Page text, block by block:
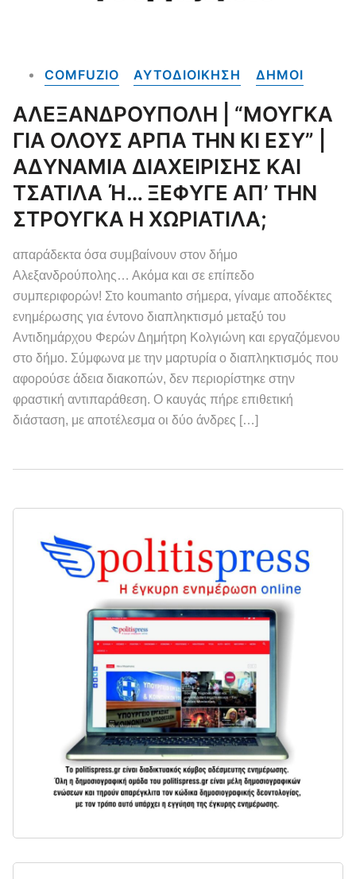
COMFUZIO ΑΥΤΟΔΙΟΙΚΗΣΗ ΔΗΜΟΙ
ΑΛΕΞΑΝΔΡΟΥΠΟΛΗ | “ΜΟΥΓΚΑ
ΓΙΑ ΟΛΟΥΣ ΑΡΠΑ ΤΗΝ ΚΙ ΕΣΥ” |
ΑΔΥΝΑΜΙΑ ΔΙΑΧΕΙΡΙΣΗΣ ΚΑΙ
ΤΣΑΤΙΛΑ Ή… ΞΕΦΥΓΕ ΑΠ’ ΤΗΝ
ΣΤΡΟΥΓΚΑ Η ΧΩΡΙΑΤΙΛΑ;
απαράδεκτα όσα συμβαίνουν στον δήμο
Αλεξανδρούπολης… Ακόμα και σε επίπεδο
συμπεριφορών! Στο koumanto σήμερα, γίναμε αποδέκτες
ενημέρωσης για έντονο διαπληκτισμό μεταξύ του
Αντιδημάρχου Φερών Δημήτρη Κολγιώνη και εργαζόμενου
στο δήμο. Σύμφωνα με την μαρτυρία ο διαπληκτισμός που
αφορούσε άδεια διακοπών, δεν περιορίστηκε στην
φραστική αντιπαράθεση. Ο καυγάς πήρε επιθετική
διάσταση, με αποτέλεσμα οι δύο άνδρες […]